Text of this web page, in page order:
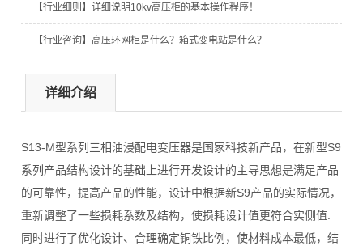
【行业细则】详细说明10kv高压柜的基本操作程序！
【行业咨询】高压环网柜是什么？箱式变电站是什么？
详细介绍
S13-M型系列三相油浸配电变压器是国家科技新产品，在新型S9
系列产品结构设计的基础上进行开发设计的主导思想是满足产品
的可靠性，提高产品的性能，设计中根据新S9产品的实际情况，
重新调整了一些损耗系数及结构，使损耗设计值更符合实侧值:
同时进行了优化设计、合理确定铜铁比例，使材料成本最低，结